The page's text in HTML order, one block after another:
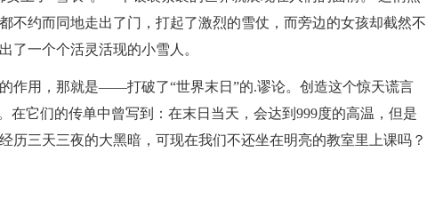
不约而同地走出了门，打起了激烈的雪仗，而旁边的女孩却截然不
了一个个活灵活现的小雪人。
作用，那就是——打破了“世界末日”的.谬论。创造这个惊天谎言
在它们的传单中曾写到：在末日当天，会达到999度的高温，但是
历三天三夜的大黑暗，可现在我们不还坐在明亮的教室里上课吗？